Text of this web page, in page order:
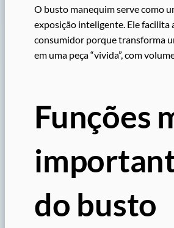
O busto manequim serve como
exposição inteligente. Ele facilita
consumidor porque transforma
em uma peça “vivida”, com
Funções
do busto